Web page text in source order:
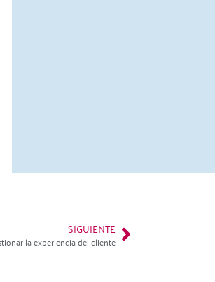
SIGUIENTE
la experiencia del cliente